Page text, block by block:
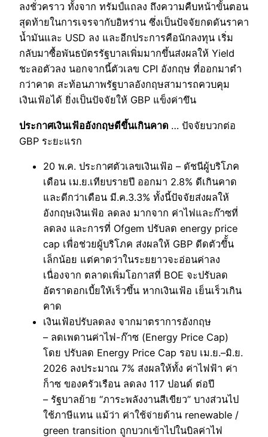
ลงชั่วคราว ทั้งจาก ทรัมป์แถลง ถึงความคืบหน้าขั้นตอน
สุดท้ายในการเจรจากับอิหร่าน ซึ่งเป็นปัจจัยกดดันราคา
น้ำมันและ USD ลง และอีกประการคือนักลงทุน เริ่ม
กลับมาซื้อพันธบัตรรัฐบาลเพิ่มมากขึ้นส่งผลให้ Yield
ชะลอตัวลง นอกจากนี้ตัวเลข CPI อังกฤษ ที่ออกมาตำ
กว่าคาด สะท้อนภาพรัฐบาลอังกฤษสามารถควบคุม
เงินเฟ้อได้ ยิ่งเป็นปัจจัยให้ GBP แข็งค่าขึน
ประกาศเงินเฟ้ออังกฤษดีขึ้นเกินคาด … ปัจจัยบวกต่อ
GBP ระยะแรก
20 พ.ค. ประกาศตัวเลขเงินเฟ้อ – ดัชนีผู้บริโภค
เดือน เม.ย.เทียบรายปี ออกมา 2.8% ดีเกินคาด
และดีกว่าเดือน มี.ค.3.3% ทั้งนี้ปัจจัยส่งผลให้
อังกฤษเงินเฟ้อ ลดลง มากจาก ค่าไฟและก๊าซที่
ลดลง และการที่ Ofgem ปรับลด energy price
cap เพื่อช่วยผู้บริโภค ส่งผลให้ GBP ดีดตัวขึั้น
เล็กน้อย แต่คาดว่าในระยยาวจะอ่อนค่าลง
เนื่องจาก ตลาดเพิ่มโอกาสที่ BOE จะปรับลด
อัตราดอกเบี้ยให้เร็วขึ้น หากเงินเฟ้อ เย็นเร็วเกิน
คาด
เงินเฟ้อปรับลดลง จากมาตราการอังกฤษ
– ลดเพดานค่าไฟ-ก๊าซ (Energy Price Cap)
โดย ปรับลด Energy Price Cap รอบ เม.ย.–มิ.ย.
2026 ลงประมาณ 7% ส่งผลให้ทั้ง ค่าไฟฟ้า ค่า
ก็าซ ของครัวเรือน ลดลง 117 ปอนด์ ต่อปี
– รัฐบาลย้าย “ภาระพลังงานสีเขียว” บางส่วนไป
ใช้ภาษีแทน แม้ว่า ค่าใช้จ่ายด้าน renewable /
green transition ถูกบวกเข้าไปในบิลค่าไฟ